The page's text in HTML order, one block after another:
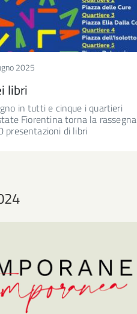
2025
libri
in tutti e cinque i quartieri
Fiorentina torna la rassegna
presentazioni di libri